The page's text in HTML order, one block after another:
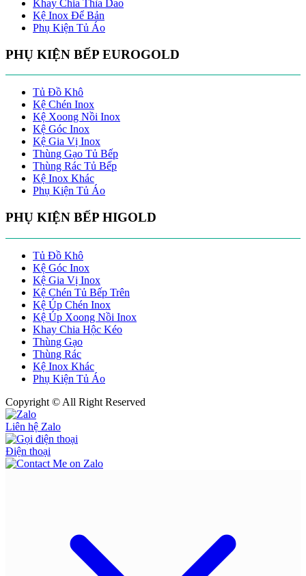
Khay Chia Thìa Dao
Kệ Inox Để Bản
Phụ Kiện Tủ Áo
PHỤ KIỆN BẾP EUROGOLD
Tủ Đồ Khô
Kệ Chén Inox
Kệ Xoong Nồi Inox
Kệ Góc Inox
Kệ Gia Vị Inox
Thùng Gạo Tủ Bếp
Thùng Rác Tủ Bếp
Kệ Inox Khác
Phụ Kiện Tủ Áo
PHỤ KIỆN BẾP HIGOLD
Tủ Đồ Khô
Kệ Góc Inox
Kệ Gia Vị Inox
Kệ Chén Tủ Bếp Trên
Kệ Úp Chén Inox
Kệ Úp Xoong Nồi Inox
Khay Chia Hộc Kéo
Thùng Gạo
Thùng Rác
Kệ Inox Khác
Phụ Kiện Tủ Áo
Copyright © All Right Reserved
Liên hệ Zalo
Điện thoại